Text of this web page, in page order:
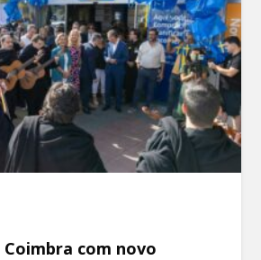
Coimbra com novo